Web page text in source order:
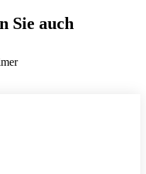
Sie auch